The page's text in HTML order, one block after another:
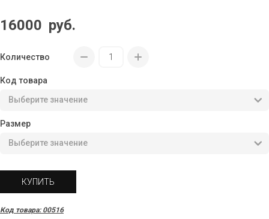
16000 руб.
Количество
Код товара
Размер
КУПИТЬ
Код товара: 00516